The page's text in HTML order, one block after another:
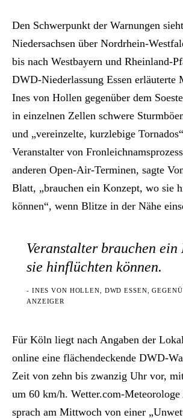
Den Schwerpunkt der Warnungen
Niedersachsen über Nordrhein-
bis nach Westbayern und Rheinland-
DWD-Niederlassung Essen erläuterte
Ines von Hollen gegenüber dem
in einzelnen Zellen schwere
und „vereinzelte, kurzlebige
Veranstalter von
anderen Open-Air-Terminen, sagte
Blatt, „brauchen ein Konzept, wo sie
können“, wenn Blitze in der Nähe
Veranstalter brauchen ein
sie hinflüchten können.
- INES VON HOLLEN, DWD ESSEN,
ANZEIGER
Für Köln liegt nach Angaben der
online eine flächendeckende DWD-
Zeit von zehn bis zwanzig Uhr vor,
um 60 km/h. Wetter.com-
sprach am Mittwoch von einer